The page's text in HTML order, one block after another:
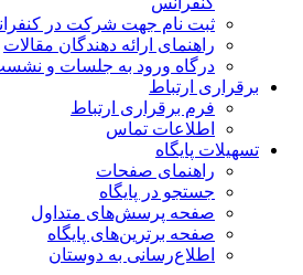
ثبت نام جهت شرکت در
راهنمای ارائه دهندگان مقالات
درگاه ورود به جلسات و
برقراری ارتباط
فرم برقراری ارتباط
اطلاعات تماس
تسهیلات پایگاه
راهنمای صفحات
جستجو در پایگاه
صفحه پرسش‌های متداول
صفحه برترین‌های پایگاه
اطلاع‌رسانی به دوستان